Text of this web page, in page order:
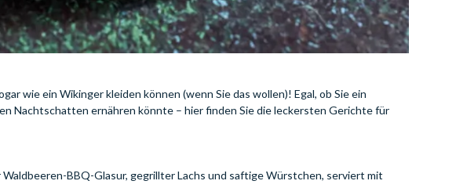
wie ein Wikinger kleiden können (wenn Sie das wollen)! Egal, ob Sie ein
Nachtschatten ernähren könnte – hier finden Sie die leckersten Gerichte für
BBQ-Glasur, gegrillter Lachs und saftige Würstchen, serviert mit